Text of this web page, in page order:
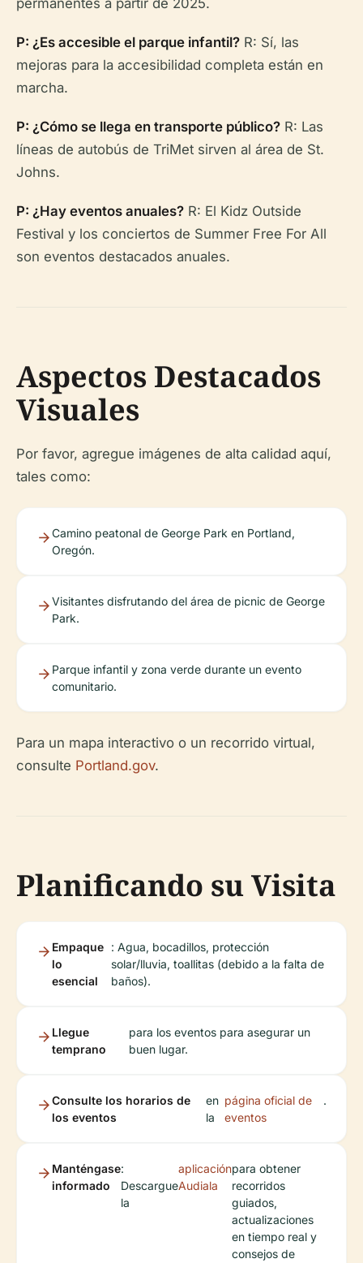
permanentes a partir de 2025.
P: ¿Es accesible el parque infantil? R: Sí, las
mejoras para la accesibilidad completa están en
marcha.
P: ¿Cómo se llega en transporte público? R: Las
líneas de autobús de TriMet sirven al área de St.
Johns.
P: ¿Hay eventos anuales? R: El Kidz Outside
Festival y los conciertos de Summer Free For All
son eventos destacados anuales.
Aspectos Destacados
Visuales
Por favor, agregue imágenes de alta calidad aquí,
tales como:
Camino peatonal de George Park en Portland,
Oregón.
Visitantes disfrutando del área de picnic de George
Park.
Parque infantil y zona verde durante un evento
comunitario.
Para un mapa interactivo o un recorrido virtual,
consulte Portland.gov.
Planificando su Visita
Empaque
lo
esencial
: Agua, bocadillos, protección
solar/lluvia, toallitas (debido a la falta de
baños).
Llegue
temprano
para los eventos para asegurar un
buen lugar.
Consulte los horarios de
los eventos
en
la
página oficial de
eventos
.
Manténgase
informado
:
Descargue
la
aplicación
Audiala
para obtener
recorridos
guiados,
actualizaciones
en tiempo real y
consejos de